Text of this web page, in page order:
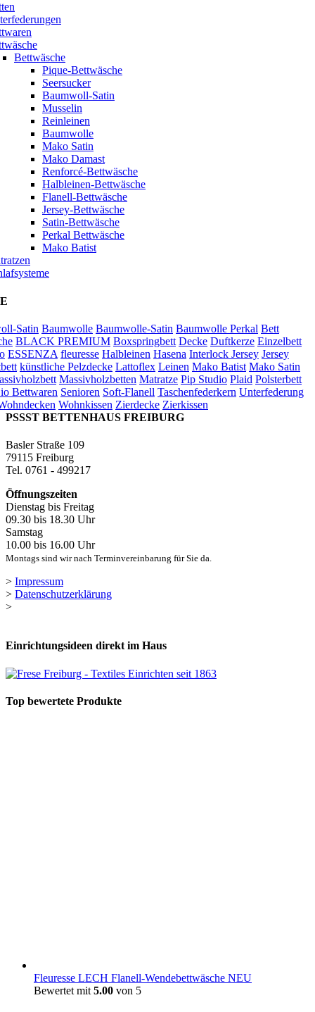
Bettwäsche
Pique-Bettwäsche
Seersucker
Baumwoll-Satin
Musselin
Reinleinen
Baumwolle
Mako Satin
Mako Damast
Renforcé-Bettwäsche
Halbleinen-Bettwäsche
Flanell-Bettwäsche
Jersey-Bettwäsche
Satin-Bettwäsche
Perkal Bettwäsche
Mako Batist
Satin Baumwolle Baumwolle-Satin Baumwolle Perkal Bett
BLACK PREMIUM Boxspringbett Decke Duftkerze Einzelbett
ESSENZA fleuresse Halbleinen Hasena Interlock Jersey Jersey
künstliche Pelzdecke Lattoflex Leinen Mako Batist Mako Satin
Massivholzbetten Matratze Pip Studio Plaid Polsterbett
Bettwaren Senioren Soft-Flanell Taschenfederkern Unterfederung
Wohnkissen Zierdecke Zierkissen
PSSST BETTENHAUS FREIBURG
Basler Straße 109
79115 Freiburg
Tel. 0761 - 499217
Öffnungszeiten
Dienstag bis Freitag
09.30 bis 18.30 Uhr
Samstag
10.00 bis 16.00 Uhr
Montags sind wir nach Terminvereinbarung für Sie da.
> Impressum
> Datenschutzerklärung
>
Einrichtungsideen direkt im Haus
Top bewertete Produkte
Fleuresse LECH Flanell-Wendebettwäsche NEU
Bewertet mit 5.00 von 5